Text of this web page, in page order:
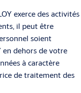
exerce des activités
il peut être
soient
en dehors de votre
à caractère
de traitement des